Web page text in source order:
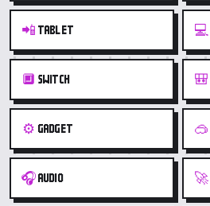
📲 TABLET 💻
🔲 SWITCH 🎒
⚙️ GADGET 🥽
🎧 AUDIO 🚀